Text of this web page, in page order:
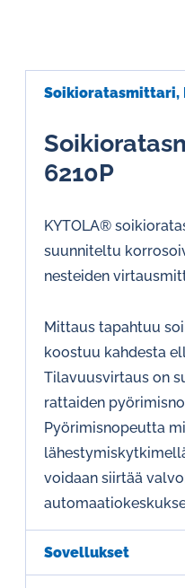
Soikioratasmittari,
6210P
KYTOLA®
suunniteltu
nesteiden
Mittaus tapahtuu
koostuu kahdesta
Tilavuusvirtaus on
rattaiden
Pyörimisnopeutta
voidaan siirtää
Sovellukset